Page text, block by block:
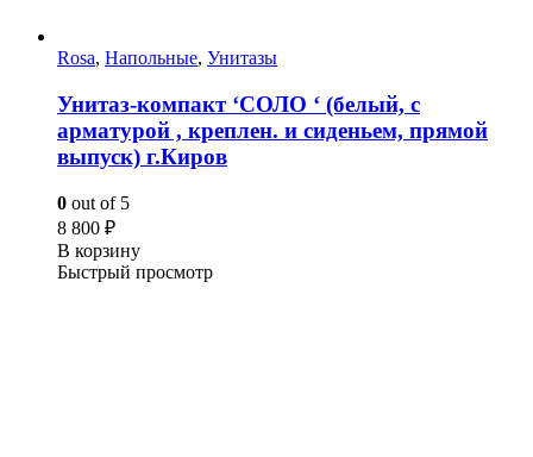
Rosa, Напольные, Унитазы
Унитаз-компакт ‘СОЛО ‘ (белый, с
арматурой , креплен. и сиденьем, прямой
выпуск) г.Киров
0 out of 5
8 800 ₽
В корзину
Быстрый просмотр